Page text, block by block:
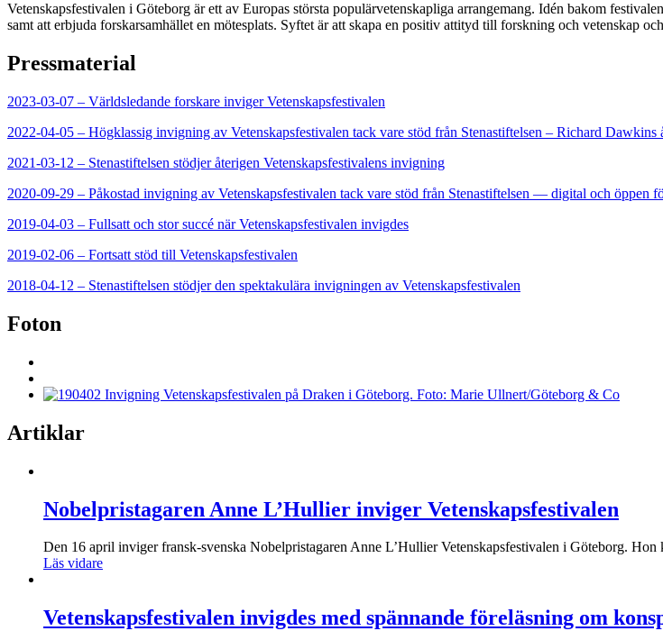
Vetenskapsfestivalen i Göteborg är ett av Europas största populärvetenskapliga arrangemang. Idén bakom
samt att erbjuda forskarsamhället en mötesplats. Syftet är att skapa en positiv attityd till forskning och vetenskap
Pressmaterial
2023-03-07 – Världsledande forskare inviger Vetenskapsfestivalen
2022-04-05 – Högklassig invigning av Vetenskapsfestivalen tack vare stöd från Stenastiftelsen – Richard Dawkins
2021-03-12 – Stenastiftelsen stödjer återigen Vetenskapsfestivalens invigning
2020-09-29 – Påkostad invigning av Vetenskapsfestivalen tack vare stöd från Stenastiftelsen — digital och öppen
2019-04-03 – Fullsatt och stor succé när Vetenskapsfestivalen invigdes
2019-02-06 – Fortsatt stöd till Vetenskapsfestivalen
2018-04-12 – Stenastiftelsen stödjer den spektakulära invigningen av Vetenskapsfestivalen
Foton
Artiklar
Nobelpristagaren Anne L’Hullier inviger Vetenskapsfestivalen
Den 16 april inviger fransk-svenska Nobelpristagaren Anne L’Hullier Vetenskapsfestivalen i Göteborg.
Läs vidare
Vetenskapsfestivalen invigdes med spännande föreläsning om